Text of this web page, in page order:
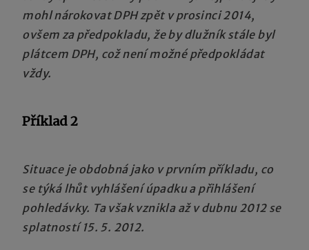
mohl nárokovat DPH zpět v prosinci 2014,
ovšem za předpokladu, že by dlužník stále byl
plátcem DPH, což není možné předpokládat
vždy.
Příklad 2
Situace je obdobná jako v prvním příkladu, co
se týká lhůt vyhlášení úpadku a přihlášení
pohledávky. Ta však vznikla až v dubnu 2012 se
splatností 15. 5. 2012.